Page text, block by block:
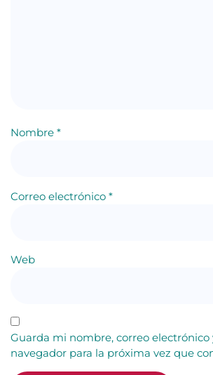
Nombre *
Correo electrónico *
Web
Guarda mi nombre, correo electrónico
navegador para la próxima vez que